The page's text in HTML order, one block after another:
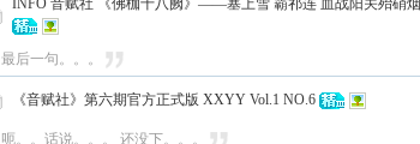
INFO 音赋社 《佛枷十八阙》——塞上雪 霸祁连 血战阳关殆硝烟
最后一句。。。
《音赋社》第六期官方正式版 XXYY Vol.1 NO.6
呃。。话说。。。 还没下。。。